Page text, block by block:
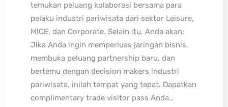
temukan peluang kolaborasi bersama para
pelaku industri pariwisata dari sektor Leisure,
MICE, dan Corporate. Selain itu, Anda akan:
Jika Anda ingin memperluas jaringan bisnis,
membuka peluang partnership baru, dan
bertemu dengan decision makers industri
pariwisata, inilah tempat yang tepat. Dapatkan
complimentary trade visitor pass Anda…